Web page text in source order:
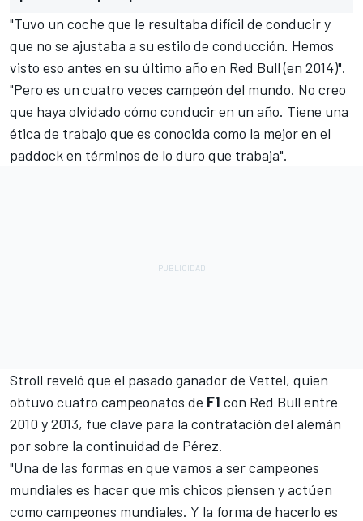
"Tuvo un coche que le resultaba difícil de conducir y
que no se ajustaba a su estilo de conducción. Hemos
visto eso antes en su último año en Red Bull (en 2014)".
"Pero es un cuatro veces campeón del mundo. No creo
que haya olvidado cómo conducir en un año. Tiene una
ética de trabajo que es conocida como la mejor en el
paddock en términos de lo duro que trabaja".
Stroll reveló que el pasado ganador de Vettel, quien
obtuvo cuatro campeonatos de F1 con Red Bull entre
2010 y 2013, fue clave para la contratación del alemán
por sobre la continuidad de Pérez.
"Una de las formas en que vamos a ser campeones
mundiales es hacer que mis chicos piensen y actúen
como campeones mundiales. Y la forma de hacerlo es